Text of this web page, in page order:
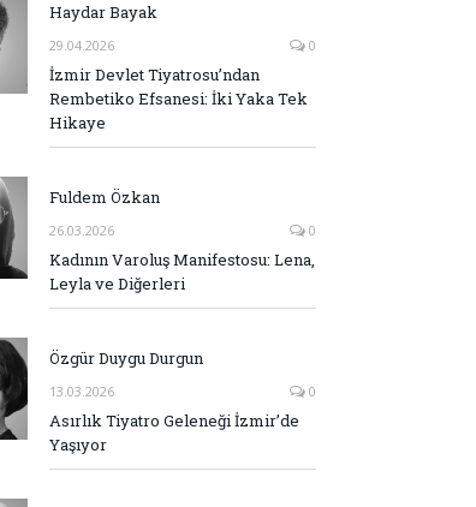
Haydar Bayak
29.04.2026 0
İzmir Devlet Tiyatrosu’ndan
Rembetiko Efsanesi: İki Yaka Tek
Hikaye
Fuldem Özkan
26.03.2026 0
Kadının Varoluş Manifestosu: Lena,
Leyla ve Diğerleri
Özgür Duygu Durgun
13.03.2026 0
Asırlık Tiyatro Geleneği İzmir’de
Yaşıyor